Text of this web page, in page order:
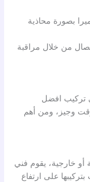
بصورة محاذية
من خلال مراقبة
تركيب افضل
وجيز، ومن أهم
أو خارجية، يقوم فني
على ارتفاع